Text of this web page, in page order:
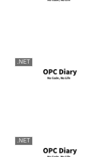
.NET
.NET